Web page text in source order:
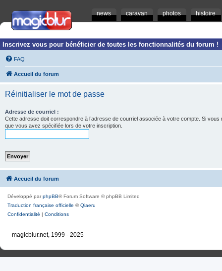
news caravan photos histoire
Inscrivez vous pour bénéficier de toutes les fonctionnalités du forum !
FAQ
Accueil du forum
Réinitialiser le mot de passe
Adresse de courriel :
Cette adresse doit correspondre à l’adresse de courriel associée à votre compte. Si vous
que vous avez spécifiée lors de votre inscription.
Accueil du forum
Développé parphpBB® Forum Software © phpBB Limited
Traduction française officielle ©Qiaeru
Confidentialité | Conditions
magicblur.net, 1999 - 2025